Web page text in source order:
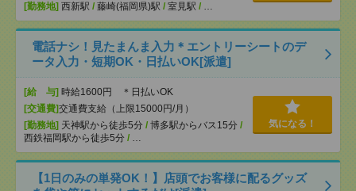
[勤務地] 西新駅 / 藤崎(福岡県)駅 / 室見駅 / …
電話ナシ！見たまんま入力＊エントリーシートのデ
ータ入力・短期OK・日払いOK[派遣]
[給 与] 時給1600円 ＊日払いOK
[交通費]交通費支給（上限15000円/月）
[勤務地] 天神駅から徒歩5分 / 博多駅からバス15分 /
西鉄福岡駅から徒歩5分 / …
気になる！
【1日のみの単発OK！】店頭でお客様に配るグッズ